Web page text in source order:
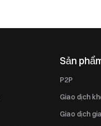
Sản
P2P
Giao dịch
Giao dịch